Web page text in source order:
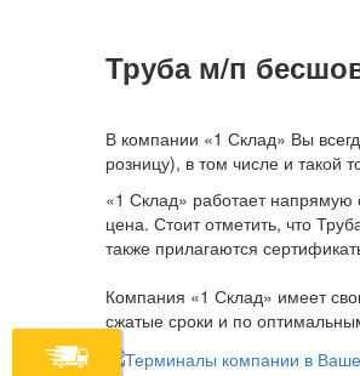
Труба м/п
В компании «1 Склад» Вы
розницу), в том числе и такой
«1 Склад» работает напрямую
цена. Стоит отметить, что
также прилагаются
Компания «1 Склад» имеет
сжатые сроки и по